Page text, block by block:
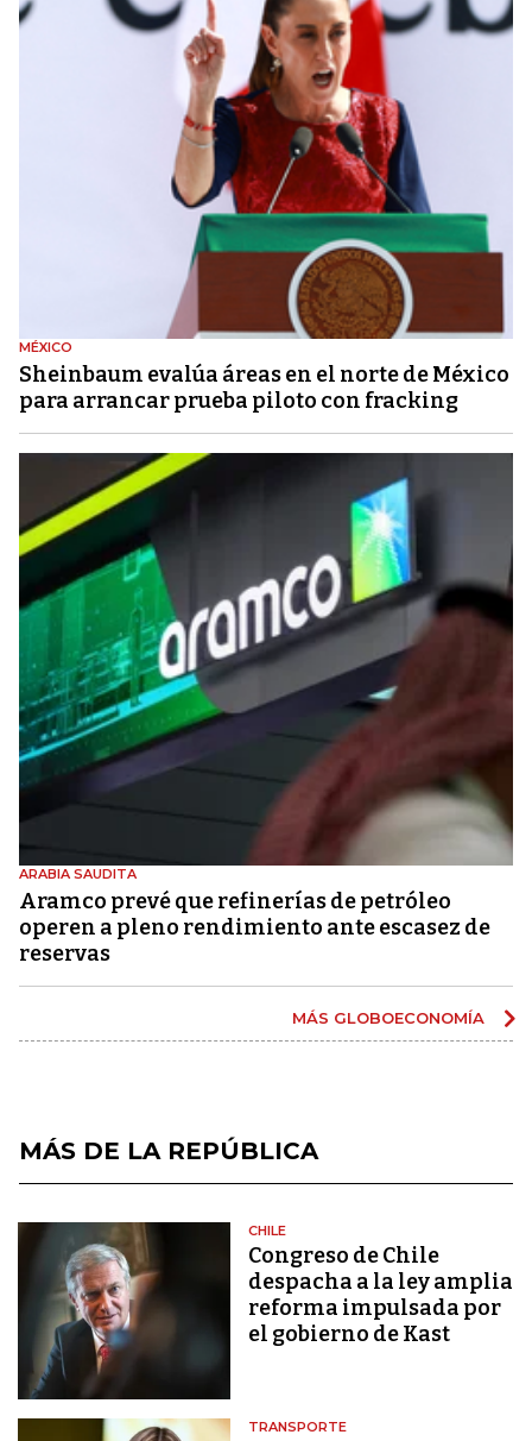
MÉXICO
Sheinbaum evalúa áreas en el norte de México
para arrancar prueba piloto con fracking
ARABIA SAUDITA
Aramco prevé que refinerías de petróleo
operen a pleno rendimiento ante escasez de
reservas
MÁS GLOBOECONOMÍA
MÁS DE LA REPÚBLICA
CHILE
Congreso de Chile
despacha a la ley amplia
reforma impulsada por
el gobierno de Kast
TRANSPORTE